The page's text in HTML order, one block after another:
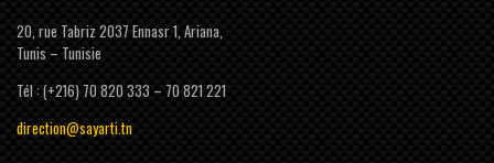
20, rue Tabriz 2037 Ennasr 1, Ariana,
Tunis – Tunisie
Tél : (+216) 70 820 333 – 70 821 221
direction@sayarti.tn